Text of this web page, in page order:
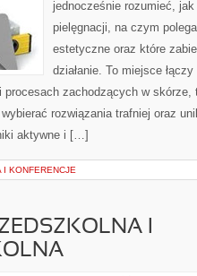
jednocześnie rozumieć, jak
pielęgnacji, na czym
estetyczne oraz które
działanie. To miejsce
procesach zachodzących w
rozwiązania trafniej oraz
aktywne i […]
I KONFERENCJE
I